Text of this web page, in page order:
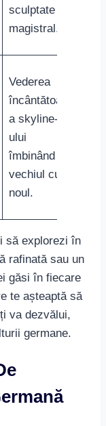
sculptate
magistral.
Vederea
încântătoare
a skyline-
ului
îmbinând
vechiul cu
noul.
să explorezi în
rafinată sau un
găsi în fiecare
te așteaptă să
va dezvălui,
germane.